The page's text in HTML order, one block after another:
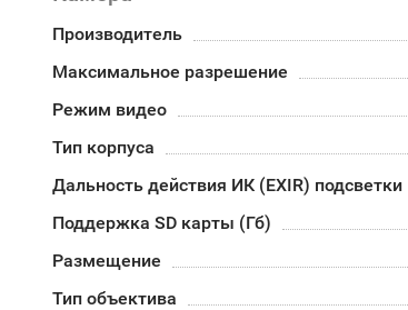
Производитель
Максимальное разрешение
Режим видео
Тип корпуса
Дальность действия ИК (EXIR) подсветки
Поддержка SD карты (Гб)
Размещение
Тип объектива